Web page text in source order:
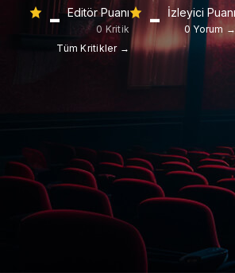
- Editör Puanı
0 Kritik
Tüm Kritikler →
- İzleyici Puanı
0 Yorum →